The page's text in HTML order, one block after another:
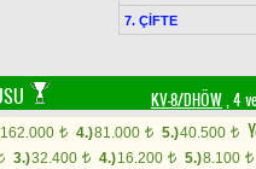
7. ÇİFTE
KV-8/DHÖW, 4
162.000 t 4.)81.000 t 5.)40.500 t
3.)32.400 t 4.)16.200 t 5.)8.100 t